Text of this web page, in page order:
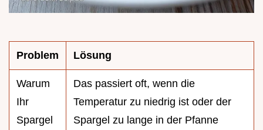
Problem Lösung
Warum
Ihr
Spargel
Das passiert oft, wenn die
Temperatur zu niedrig ist oder der
Spargel zu lange in der Pfanne